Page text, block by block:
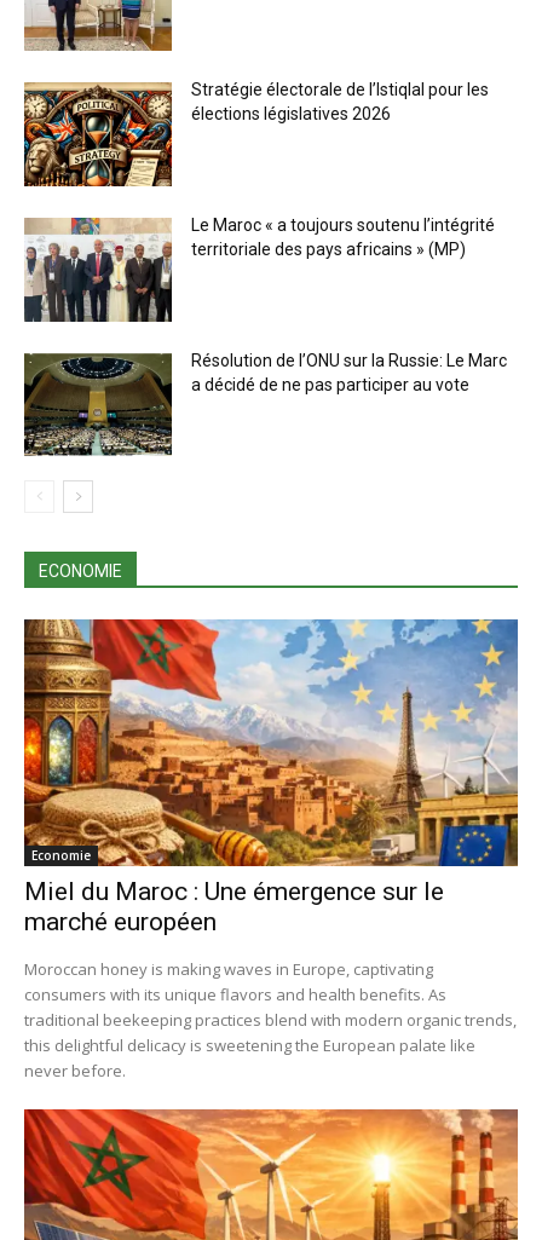
Stratégie électorale de l’Istiqlal pour les
élections législatives 2026
Le Maroc « a toujours soutenu l’intégrité
territoriale des pays africains » (MP)
Résolution de l’ONU sur la Russie: Le Marc
a décidé de ne pas participer au vote
ECONOMIE
Economie
Miel du Maroc : Une émergence sur le
marché européen
Moroccan honey is making waves in Europe, captivating
consumers with its unique flavors and health benefits. As
traditional beekeeping practices blend with modern organic trends,
this delightful delicacy is sweetening the European palate like
never before.